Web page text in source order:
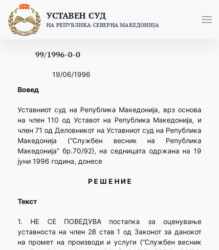
content
УСТАВЕН СУД
НА РЕПУБЛИКА СЕВЕРНА МАКЕДОНИЈА
99/1996-0-0
19/06/1996
Вовед
Уставниот суд на Република Македонија, врз основа
на член 110 од Уставот на Република Македонија, и
член 71 од Деловникот на Уставниот суд на Република
Македонија (“Службен весник на Република
Македонија” бр.70/92), на седницата одржана на 19
јуни 1996 година, донесе
Р Е Ш Е Н И Е
Текст
1. НЕ СЕ ПОВЕДУВА постапка за оценување
уставноста на член 28 став 1 од Законот за данокот
на промет на производи и услуги (“Службен весник